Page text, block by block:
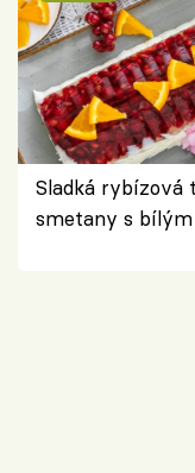
Sladká rybízová
smetany s